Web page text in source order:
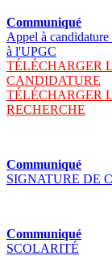
Communiqué
Appel à candidature
à l'UPGC
TÉLÉCHARGER
CANDIDATURE
TÉLÉCHARGER
RECHERCHE
Communiqué
SIGNATURE DE
Communiqué
SCOLARITÉ